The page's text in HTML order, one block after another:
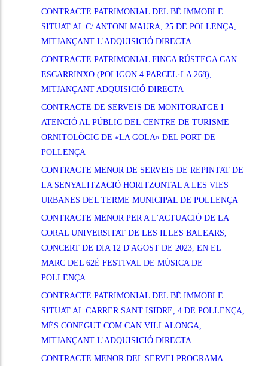
CONTRACTE PATRIMONIAL DEL BÉ IMMOBLE
SITUAT AL C/ ANTONI MAURA, 25 DE POLLENÇA,
MITJANÇANT L'ADQUISICIÓ DIRECTA
CONTRACTE PATRIMONIAL FINCA RÚSTEGA CAN
ESCARRINXO (POLIGON 4 PARCEL·LA 268),
MITJANÇANT ADQUISICIÓ DIRECTA
CONTRACTE DE SERVEIS DE MONITORATGE I
ATENCIÓ AL PÚBLIC DEL CENTRE DE TURISME
ORNITOLÒGIC DE «LA GOLA» DEL PORT DE
POLLENÇA
CONTRACTE MENOR DE SERVEIS DE REPINTAT DE
LA SENYALITZACIÓ HORITZONTAL A LES VIES
URBANES DEL TERME MUNICIPAL DE POLLENÇA
CONTRACTE MENOR PER A L'ACTUACIÓ DE LA
CORAL UNIVERSITAT DE LES ILLES BALEARS,
CONCERT DE DIA 12 D'AGOST DE 2023, EN EL
MARC DEL 62È FESTIVAL DE MÚSICA DE
POLLENÇA
CONTRACTE PATRIMONIAL DEL BÉ IMMOBLE
SITUAT AL CARRER SANT ISIDRE, 4 DE POLLENÇA,
MÉS CONEGUT COM CAN VILLALONGA,
MITJANÇANT L'ADQUISICIÓ DIRECTA
CONTRACTE MENOR DEL SERVEI PROGRAMA